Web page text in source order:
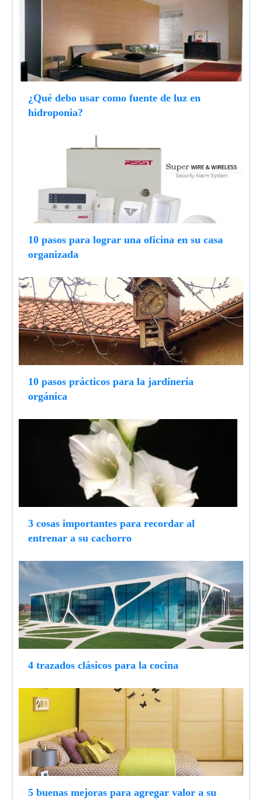
¿Qué debo usar como fuente de luz en
hidroponia?
10 pasos para lograr una oficina en su casa
organizada
10 pasos prácticos para la jardinería
orgánica
3 cosas importantes para recordar al
entrenar a su cachorro
4 trazados clásicos para la cocina
5 buenas mejoras para agregar valor a su